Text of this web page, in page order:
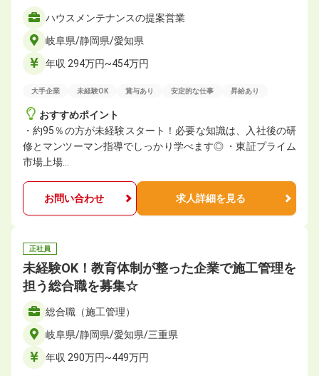
ハウスメンテナンスの提案営業
岐阜県/静岡県/愛知県
年収 294万円~454万円
大手企業 未経験OK 賞与あり 安定的な仕事 昇給あり
おすすめポイント
・約95％の方が未経験スタート！必要な知識は、⼊社後の研
修とマンツーマン指導でしっかり学べます◎ ・東証プライム
市場上場…
お問い合わせ 求人詳細を見る
正社員
未経験OK！教育体制が整った企業で施工管理を
担う総合職を募集☆
総合職（施工管理）
岐阜県/静岡県/愛知県/三重県
年収 290万円~449万円